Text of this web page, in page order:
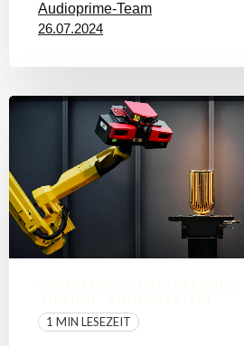
Audioprime-Team
26.07.2024
1 MIN LESEZEIT